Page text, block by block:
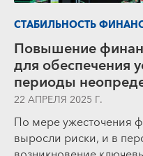
СТАБИЛЬНОСТЬ
Повышение
для обеспечения
периоды
22 АПРЕЛЯ 2025 Г.
По мере ужесточения
выросли риски, и в